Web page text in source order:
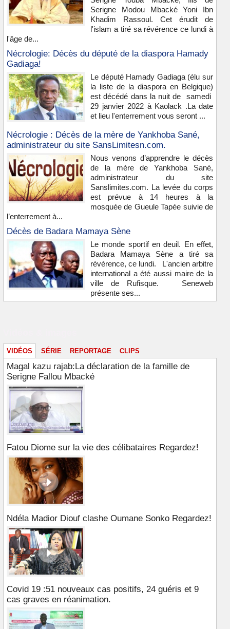
Serigne Modou Mbacké Yoni Ibn
Khadim Rassoul. Cet érudit de
l'islam a tiré sa révérence ce lundi à
l'âge de...
Nécrologie: Décès du député de la diaspora Hamady
Gadiaga!
Le député Hamady Gadiaga (élu sur
la liste de la diaspora en Belgique)
est décédé dans la nuit de samedi
29 janvier 2022 à Kaolack .La date
et lieu l'enterrement vous seront ...
Nécrologie : Décès de la mère de Yankhoba Sané,
administrateur du site SansLimitesn.com.
Nous venons d’apprendre le décès
de la mère de Yankhoba Sané,
administrateur du site
Sanslimites.com. La levée du corps
est prévue à 14 heures à la
mosquée de Gueule Tapée suivie de
l’enterrement à...
Décès de Badara Mamaya Sène
Le monde sportif en deuil. En effet,
Badara Mamaya Sène a tiré sa
révérence, ce lundi. L'ancien arbitre
international a été aussi maire de la
ville de Rufisque. Seneweb
présente ses...
VIDÉOS SÉRIE REPORTAGE CLIPS
Magal kazu rajab:La déclaration de la famille de
Serigne Fallou Mbacké
Fatou Diome sur la vie des célibataires Regardez!
Ndéla Madior Diouf clashe Oumane Sonko Regardez!
Covid 19 :51 nouveaux cas positifs, 24 guéris et 9
cas graves en réanimation.